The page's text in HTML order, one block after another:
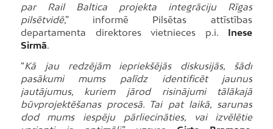
par Rail Baltica projekta integrāciju Rīgas
pilsētvidē,” informē Pilsētas attīstības
departamenta direktores vietnieces p.i. Inese
Sirmā.
“Kā jau redzējām iepriekšējās diskusijās, šādi
pasākumi mums palīdz identificēt jaunus
jautājumus, kuriem jārod risinājumi tālākajā
būvprojektēšanas procesā. Tai pat laikā, sarunas
dod mums iespēju pārliecināties, vai izvēlētie